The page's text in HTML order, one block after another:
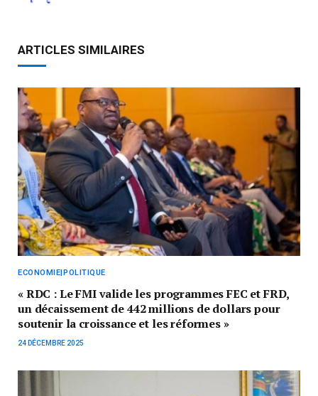
ARTICLES SIMILAIRES
ECONOMIE|POLITIQUE
« RDC : Le FMI valide les programmes FEC et FRD,
un décaissement de 442 millions de dollars pour
soutenir la croissance et les réformes »
24 DÉCEMBRE 2025